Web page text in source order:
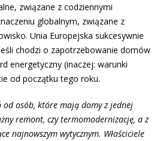
związane z codziennymi
globalnym, związane z
Unia Europejska sukcesywnie
chodzi o zapotrzebowanie domów
energetyczny (inaczej: warunki
od początku tego roku.
od osób, które mają domy z jednej
remont, czy termomodernizację, a z
najnowszym wytycznym. Właściciele